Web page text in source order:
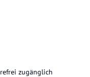
zugänglich